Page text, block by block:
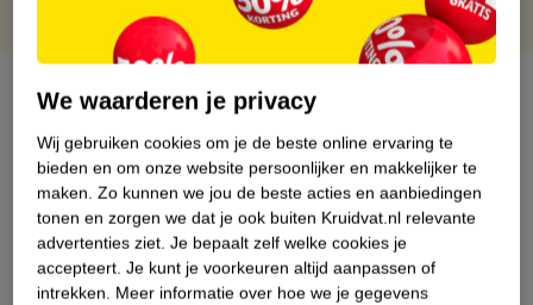
Over dit product
Productinformatie
Etiketinformatie
Nature Impact Score
We waarderen je privacy
Wij gebruiken cookies om je de beste online ervaring te
bieden en om onze website persoonlijker en makkelijker te
maken. Zo kunnen we jou de beste acties en aanbiedingen
tonen en zorgen we dat je ook buiten Kruidvat.nl relevante
advertenties ziet. Je bepaalt zelf welke cookies je
accepteert. Je kunt je voorkeuren altijd aanpassen of
intrekken. Meer informatie over hoe we je gegevens